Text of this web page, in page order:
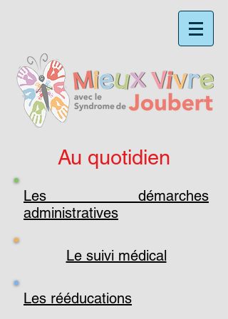
Au quotidien
Les démarches
administratives
Le suivi médical
Les rééducations